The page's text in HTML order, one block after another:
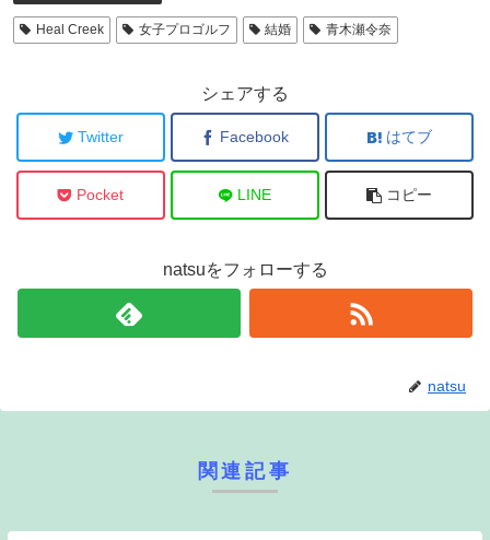
Heal Creek 女子プロゴルフ 結婚 青木瀬令奈
シェアする
Twitter Facebook はてブ
Pocket LINE コピー
natsuをフォローする
natsu
関連記事